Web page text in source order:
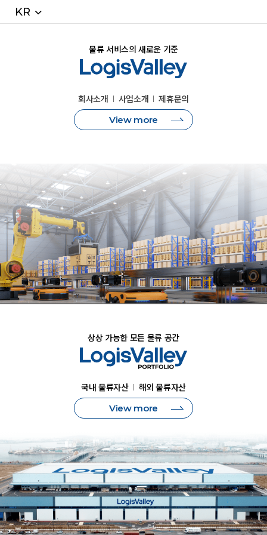
KR
물류 서비스의 새로운 기준
회사소개 사업소개 제휴문의
View more
상상 가능한 모든 물류 공간
국내 물류자산 해외 물류자산
View more